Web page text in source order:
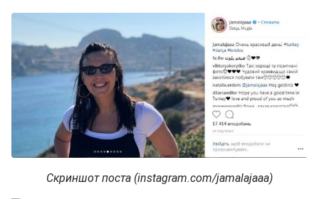
Скриншот поста (instagram.com/jamalajaaa)